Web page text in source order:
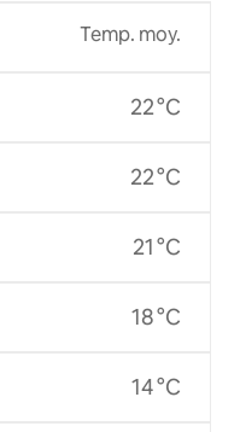
Temp. moy.
22 °C
22 °C
21 °C
18 °C
14 °C